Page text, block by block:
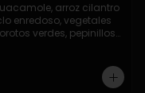
arroz cilantro
enredoso, vegetales
verdes, pepinillos